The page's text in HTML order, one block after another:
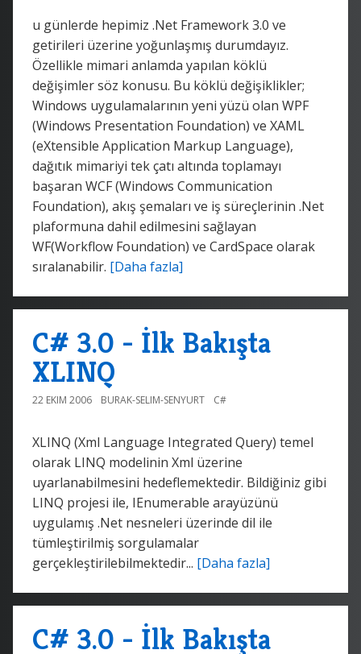
u günlerde hepimiz .Net Framework 3.0 ve
getirileri üzerine yoğunlaşmış durumdayız.
Özellikle mimari anlamda yapılan köklü
değişimler söz konusu. Bu köklü değişiklikler;
Windows uygulamalarının yeni yüzü olan WPF
(Windows Presentation Foundation) ve XAML
(eXtensible Application Markup Language),
dağıtık mimariyi tek çatı altında toplamayı
başaran WCF (Windows Communication
Foundation), akış şemaları ve iş süreçlerinin .Net
plaformuna dahil edilmesini sağlayan
WF(Workflow Foundation) ve CardSpace olarak
sıralanabilir. [Daha fazla]
C# 3.0 - İlk Bakışta
XLINQ
22 EKIM 2006 BURAK-SELIM-SENYURT C#
XLINQ (Xml Language Integrated Query) temel
olarak LINQ modelinin Xml üzerine
uyarlanabilmesini hedeflemektedir. Bildiğiniz gibi
LINQ projesi ile, IEnumerable arayüzünü
uygulamış .Net nesneleri üzerinde dil ile
tümleştirilmiş sorgulamalar
gerçekleştirilebilmektedir... [Daha fazla]
C# 3.0 - İlk Bakışta